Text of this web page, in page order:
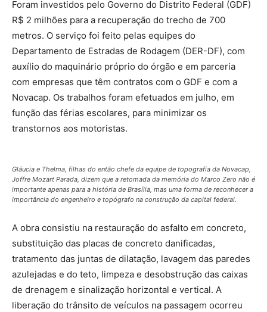
Foram investidos pelo Governo do Distrito Federal (GDF)
R$ 2 milhões para a recuperação do trecho de 700
metros. O serviço foi feito pelas equipes do
Departamento de Estradas de Rodagem (DER-DF), com
auxílio do maquinário próprio do órgão e em parceria
com empresas que têm contratos com o GDF e com a
Novacap. Os trabalhos foram efetuados em julho, em
função das férias escolares, para minimizar os
transtornos aos motoristas.
Gláucia e Thelma, filhas do então chefe da equipe de topografia da Novacap,
Joffre Mozart Parada, dizem que a retomada da memória do Marco Zero não é
importante apenas para a história de Brasília, mas uma forma de reconhecer a
importância do engenheiro e topógrafo na construção da capital federal.
A obra consistiu na restauração do asfalto em concreto,
substituição das placas de concreto danificadas,
tratamento das juntas de dilatação, lavagem das paredes
azulejadas e do teto, limpeza e desobstrução das caixas
de drenagem e sinalização horizontal e vertical. A
liberação do trânsito de veículos na passagem ocorreu